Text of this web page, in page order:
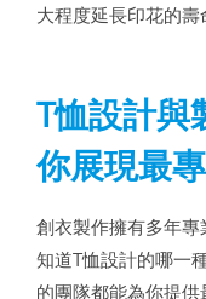
大程度延長印花的壽
T恤設計與
你展現最
創衣製作擁有多年
知道T恤設計的哪一
的團隊都能為你提